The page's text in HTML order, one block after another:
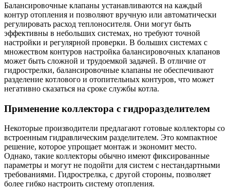
Балансировочные клапаны устанавливаются на каждый
контур отопления и позволяют вручную или автоматически
регулировать расход теплоносителя. Они могут быть
эффективны в небольших системах, но требуют точной
настройки и регулярной проверки. В больших системах с
множеством контуров настройка балансировочных клапанов
может быть сложной и трудоемкой задачей. В отличие от
гидрострелки, балансировочные клапаны не обеспечивают
разделение котлового и отопительных контуров, что может
негативно сказаться на сроке службы котла.
Применение коллектора с гидроразделителем
Некоторые производители предлагают готовые коллекторы со
встроенным гидравлическим разделителем. Это компактное
решение, которое упрощает монтаж и экономит место.
Однако, такие коллекторы обычно имеют фиксированные
параметры и могут не подойти для систем с нестандартными
требованиями. Гидрострелка, с другой стороны, позволяет
более гибко настроить систему отопления.